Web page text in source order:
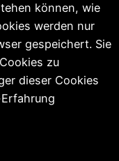
können, wie
werden nur
gespeichert. Sie
zu
dieser Cookies